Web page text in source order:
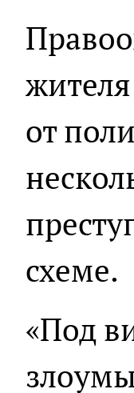
от
схеме.
«Под